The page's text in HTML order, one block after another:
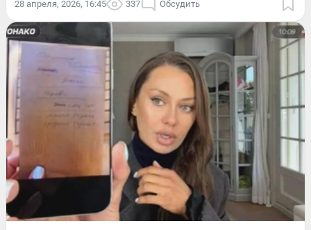
28 апреля, 2026, 16:45 337 Обсудить